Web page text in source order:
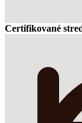
Certifikované